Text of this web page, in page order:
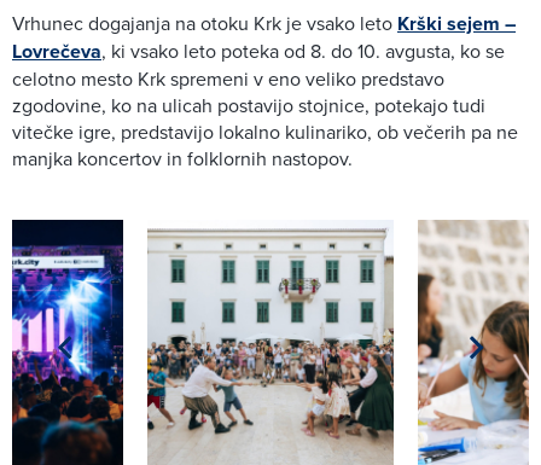
Vrhunec dogajanja na otoku Krk je vsako leto Krški sejem –
Lovrečeva, ki vsako leto poteka od 8. do 10. avgusta, ko se
celotno mesto Krk spremeni v eno veliko predstavo
zgodovine, ko na ulicah postavijo stojnice, potekajo tudi
vitečke igre, predstavijo lokalno kulinariko, ob večerih pa ne
manjka koncertov in folklornih nastopov.